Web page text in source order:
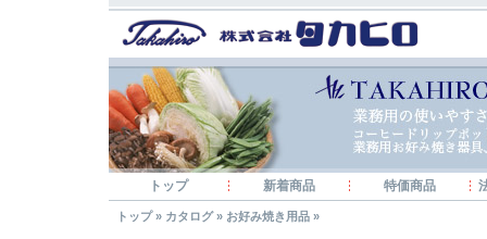
トップ 新着商品 特価商品
トップ» カタログ» お好み焼き用品 »